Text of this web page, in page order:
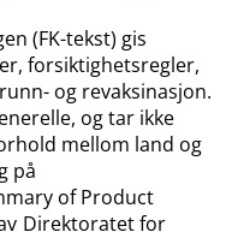
(FK-tekst) gis
forsiktighetsregler,
og revaksinasjon.
og tar ikke
mellom land og
på
of Product
Direktoratet for